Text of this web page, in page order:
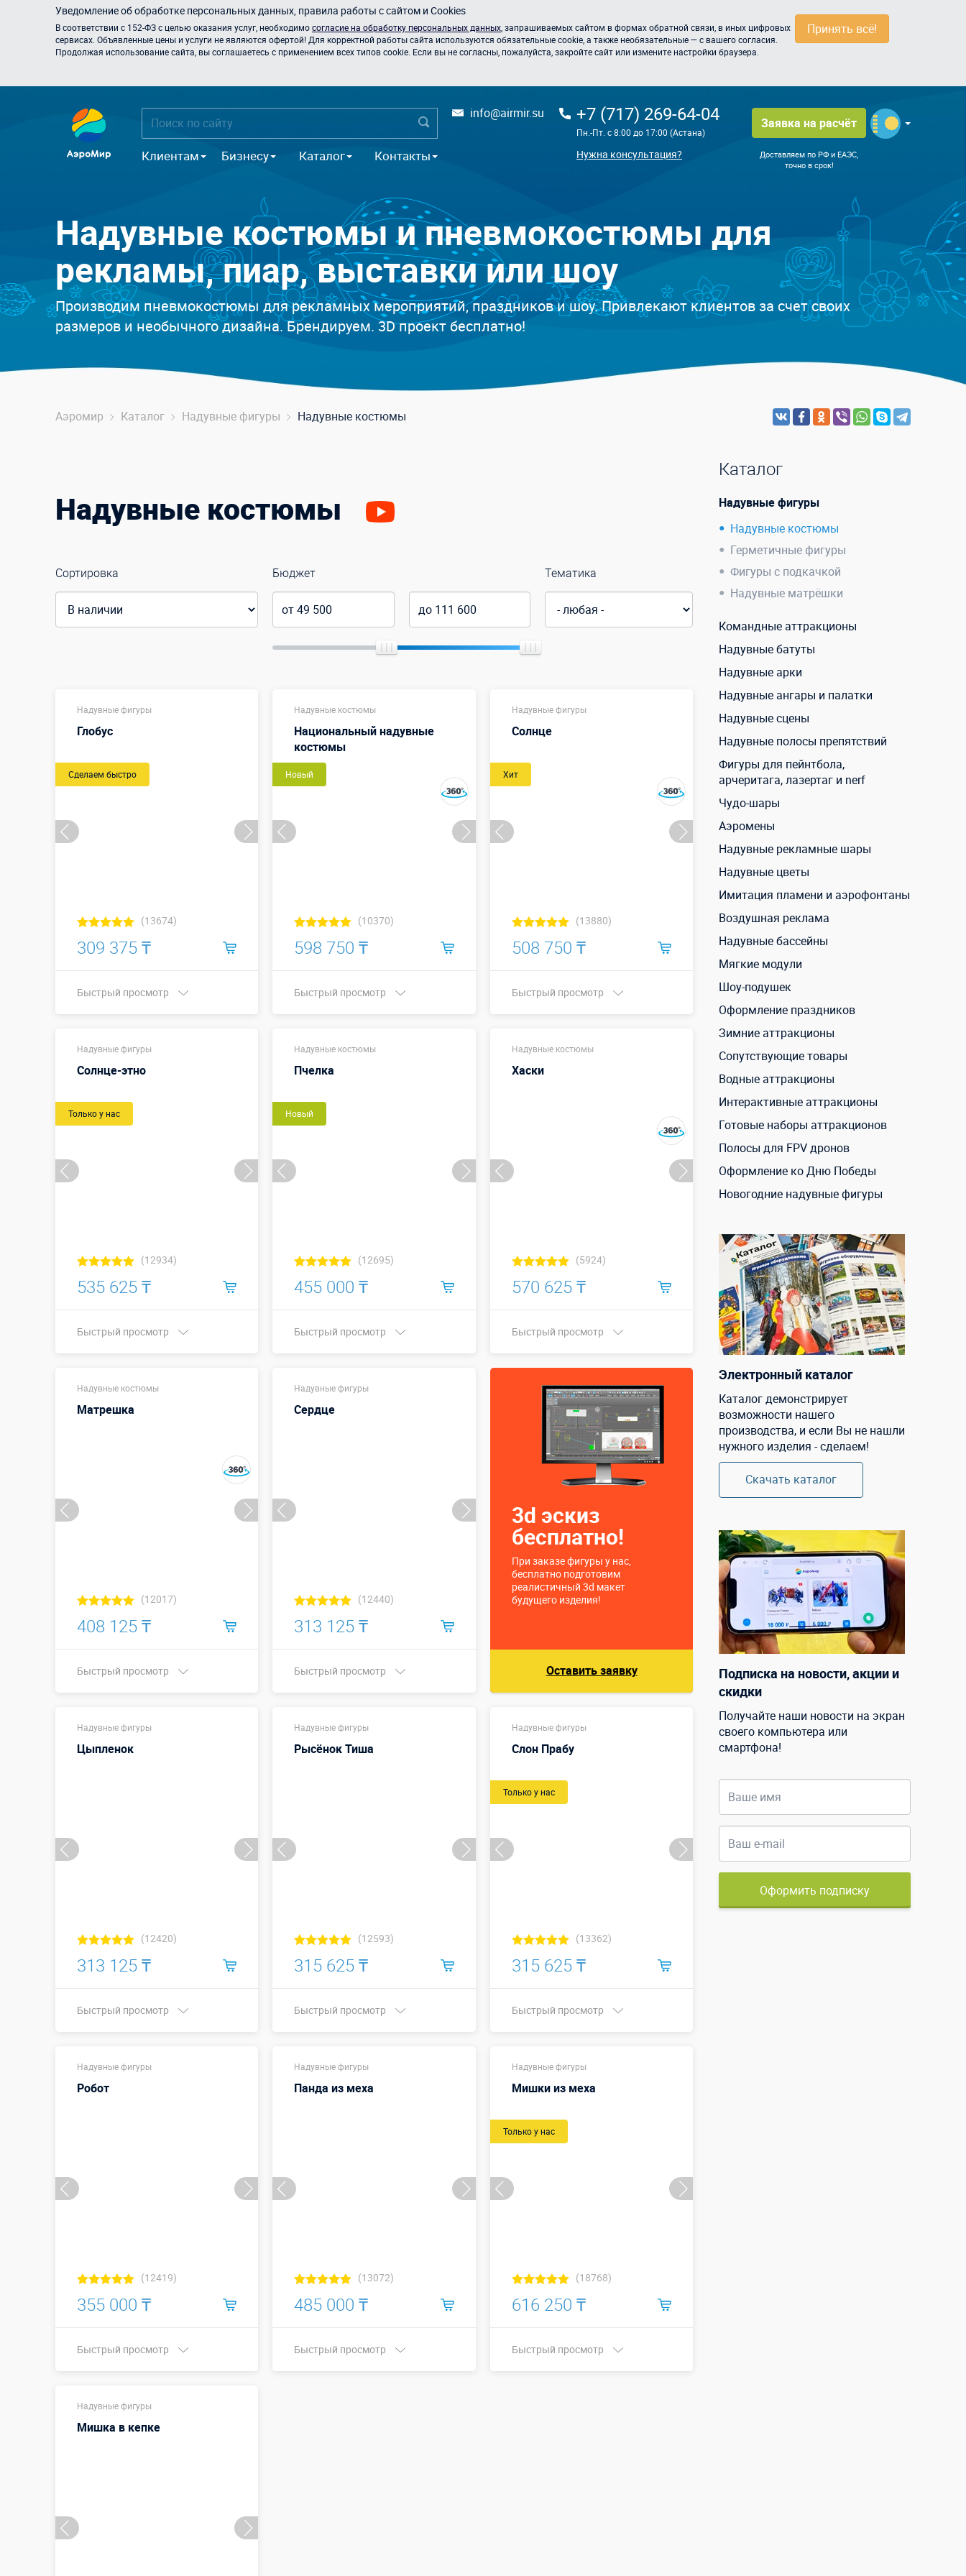
Принять всё!
Уведомление об обработке персональных данных, правила работы с сайтом и Cookies
В соответствии с 152-ФЗ с целью оказания услуг, необходимосогласие на обработку персональных данных , запрашиваемых сайтом в формах обратной связи, в иных цифровых
сервисах. Объявленные цены и услуги не являются офертой! Для корректной работы сайта используются обязательные cookie, а также необязательные — с вашего согласия.
Продолжая использование сайта, вы соглашаетесь с применением всех типов cookie. Если вы не согласны, пожалуйста, закройте сайт или измените настройки браузера.
Клиентам Бизнесу Каталог Контакты
info@airmir.su +7 (717) 269-64-04
Пн.-Пт. с 8:00 до 17:00 (Астана)
Нужна консультация?
Заявка на расчёт
Доставляем по РФ и ЕАЭС,
точно в срок!
Надувные костюмы и пневмокостюмы для
рекламы, пиар, выставки или шоу
Производим пневмокостюмы для рекламных мероприятий, праздников и шоу. Привлекают клиентов за счет своих
размеров и необычного дизайна. Брендируем. 3D проект бесплатно!
Аэромир Каталог Надувные фигуры Надувные костюмы
Надувные костюмы
Сортировка Бюджет Тематика
Надувные фигуры
Глобус
Сделаем быстро
(13674)
309 375 ₸
Быстрый просмотр
Надувные костюмы
Национальный надувные
костюмы
Новый
(10370)
598 750 ₸
Быстрый просмотр
Надувные фигуры
Солнце
Хит
(13880)
508 750 ₸
Быстрый просмотр
Надувные фигуры
Солнце-этно
Только у нас
(12934)
535 625 ₸
Быстрый просмотр
Надувные костюмы
Пчелка
Новый
(12695)
455 000 ₸
Быстрый просмотр
Надувные костюмы
Хаски
(5924)
570 625 ₸
Быстрый просмотр
Надувные костюмы
Матрешка
(12017)
408 125 ₸
Быстрый просмотр
Надувные фигуры
Сердце
(12440)
313 125 ₸
Быстрый просмотр
3d эскиз
бесплатно!
При заказе фигуры у нас,
бесплатно подготовим
реалистичный 3d макет
будущего изделия!
Оставить заявку
Надувные фигуры
Цыпленок
(12420)
313 125 ₸
Быстрый просмотр
Надувные фигуры
Рысёнок Тиша
(12593)
315 625 ₸
Быстрый просмотр
Надувные фигуры
Слон Прабу
Только у нас
(13362)
315 625 ₸
Быстрый просмотр
Надувные фигуры
Робот
(12419)
355 000 ₸
Быстрый просмотр
Надувные фигуры
Панда из меха
(13072)
485 000 ₸
Быстрый просмотр
Надувные фигуры
Мишки из меха
Только у нас
(18768)
616 250 ₸
Быстрый просмотр
Надувные фигуры
Мишка в кепке
Каталог
Надувные фигуры
Надувные костюмы
Герметичные фигуры
Фигуры с подкачкой
Надувные матрёшки
Командные аттракционы
Надувные батуты
Надувные арки
Надувные ангары и палатки
Надувные сцены
Надувные полосы препятствий
Фигуры для пейнтбола,
арчеритага, лазертаг и nerf
Чудо-шары
Аэромены
Надувные рекламные шары
Надувные цветы
Имитация пламени и аэрофонтаны
Воздушная реклама
Надувные бассейны
Мягкие модули
Шоу-подушек
Оформление праздников
Зимние аттракционы
Сопутствующие товары
Водные аттракционы
Интерактивные аттракционы
Готовые наборы аттракционов
Полосы для FPV дронов
Оформление ко Дню Победы
Новогодние надувные фигуры
Электронный каталог
Каталог демонстрирует
возможности нашего
производства, и если Вы не нашли
нужного изделия - сделаем!
Скачать каталог
Подписка на новости, акции и
скидки
Получайте наши новости на экран
своего компьютера или
смартфона!
Оформить подписку